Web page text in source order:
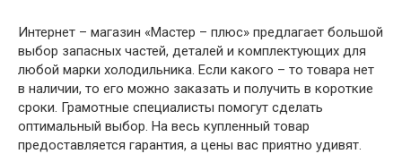
Интернет – магазин «Мастер – плюс» предлагает большой
выбор запасных частей, деталей и комплектующих для
любой марки холодильника. Если какого – то товара нет
в наличии, то его можно заказать и получить в короткие
сроки. Грамотные специалисты помогут сделать
оптимальный выбор. На весь купленный товар
предоставляется гарантия, а цены вас приятно удивят.